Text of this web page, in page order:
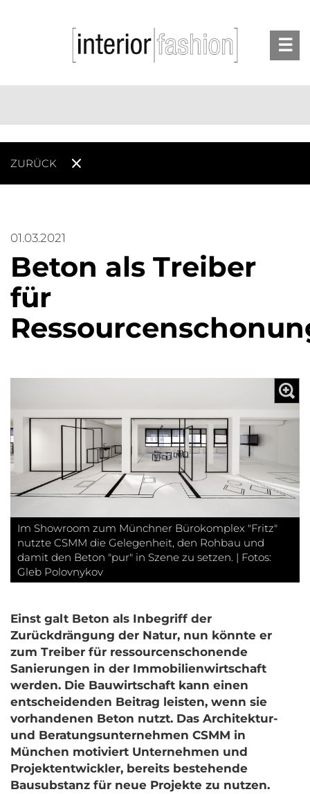
☰
ZURÜCK
01.03.2021
Beton als Treiber
für
Im Showroom zum Münchner Bürokomplex "Fritz"
nutzte CSMM die Gelegenheit, den Rohbau und
damit den Beton "pur" in Szene zu setzen. | Fotos:
Gleb Polovnykov
Einst galt Beton als Inbegriff der
Zurückdrängung der Natur, nun könnte er
zum Treiber für ressourcenschonende
Sanierungen in der Immobilienwirtschaft
werden. Die Bauwirtschaft kann einen
entscheidenden Beitrag leisten, wenn sie
vorhandenen Beton nutzt. Das Architektur-
und Beratungsunternehmen CSMM in
München motiviert Unternehmen und
Projektentwickler, bereits bestehende
Bausubstanz für neue Projekte zu nutzen.